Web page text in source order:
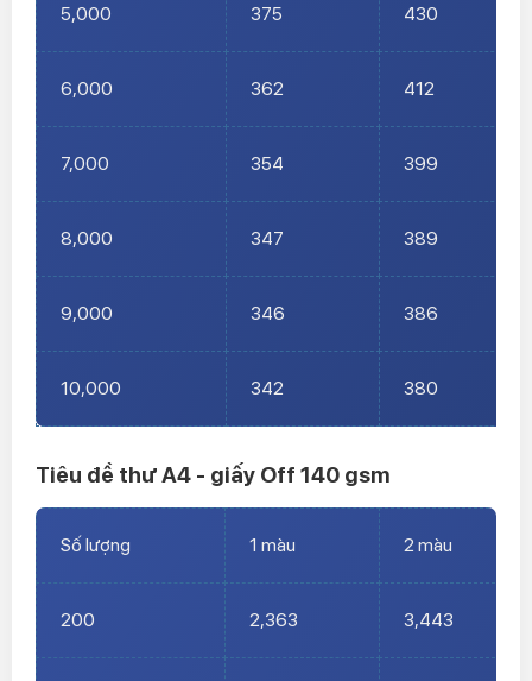
5,000 375 430
6,000 362 412
7,000 354 399
8,000 347 389
9,000 346 386
10,000 342 380
Tiêu đề thư A4 - giấy Off 140 gsm
Số lượng 1 màu 2 màu
200 2,363 3,443